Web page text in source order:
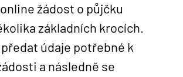
žádost o půjčku
základních krocích.
údaje potřebné k
a následně se